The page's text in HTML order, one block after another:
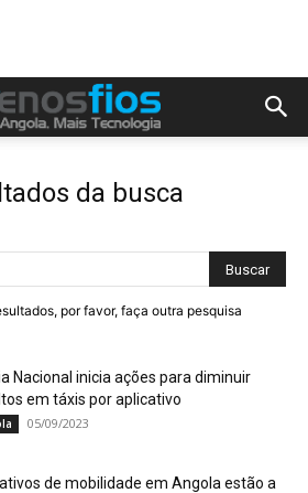
da busca
por favor, faça outra pesquisa
Nacional inicia ações para diminuir
em táxis por aplicativo
05/09/2023
de mobilidade em Angola estão a